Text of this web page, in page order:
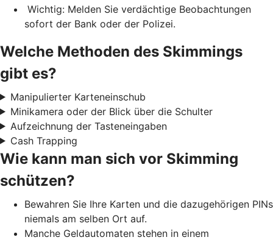
Wichtig: Melden Sie verdächtige Beobachtungen
sofort der Bank oder der Polizei.
Welche Methoden des Skimmings
gibt es?
Manipulierter Karteneinschub
Minikamera oder der Blick über die Schulter
Aufzeichnung der Tasteneingaben
Cash Trapping
Wie kann man sich vor Skimming
schützen?
Bewahren Sie Ihre Karten und die dazugehörigen PINs
niemals am selben Ort auf.
Manche Geldautomaten stehen in einem